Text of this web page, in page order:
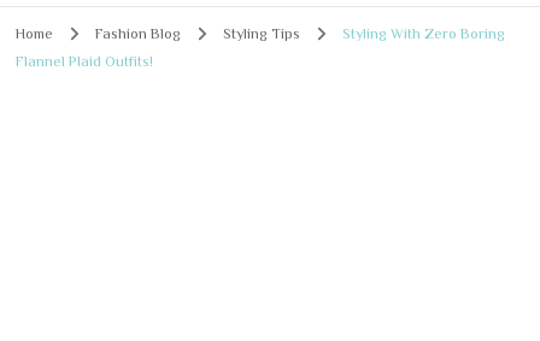
Home Fashion Blog Styling Tips
Styling With Zero Boring
Flannel Plaid Outfits!